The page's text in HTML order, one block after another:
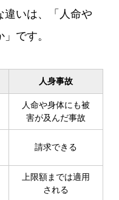
違いは、「人命や
です。
人身事故
人命や身体にも被
害が及んだ事故
請求できる
上限額までは適用
される